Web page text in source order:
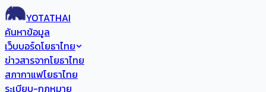
YOTATHAI
ค้นหาข้อมูล
เว็บบอร์ดโยธาไทย
ข่าวสารจากโยธาไทย
สภากาแฟโยธาไทย
ระเบียบ-กฎหมาย